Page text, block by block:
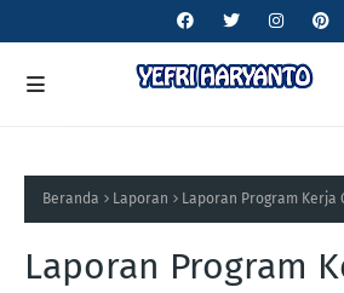
Beranda Laporan Laporan Program Kerja
Laporan Program